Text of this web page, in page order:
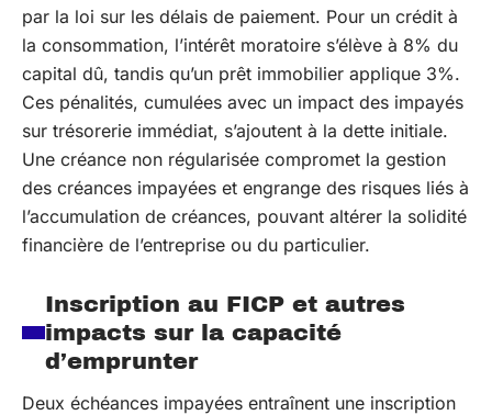
par la loi sur les délais de paiement. Pour un crédit à
la consommation, l’intérêt moratoire s’élève à 8% du
capital dû, tandis qu’un prêt immobilier applique 3%.
Ces pénalités, cumulées avec un impact des impayés
sur trésorerie immédiat, s’ajoutent à la dette initiale.
Une créance non régularisée compromet la gestion
des créances impayées et engrange des risques liés à
l’accumulation de créances, pouvant altérer la solidité
financière de l’entreprise ou du particulier.
Inscription au FICP et autres
impacts sur la capacité
d’emprunter
Deux échéances impayées entraînent une inscription